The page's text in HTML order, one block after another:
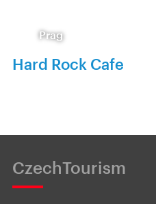
Prag
Hard Rock Cafe
CzechTourism